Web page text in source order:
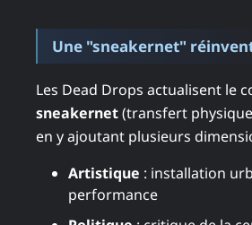
Une "sneakernet"
Les Dead Drops actualisent le
sneakernet(transfert
en y ajoutant plusieurs
Artistique : installation
performance